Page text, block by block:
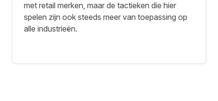
met retail merken, maar de tactieken die hier
spelen zijn ook steeds meer van toepassing op
alle industrieën.